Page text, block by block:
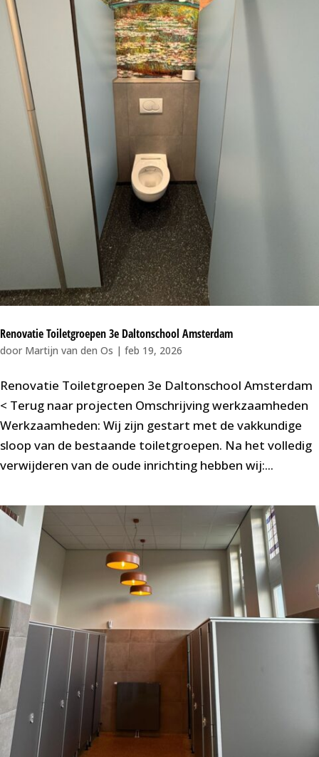
Renovatie Toiletgroepen 3e Daltonschool Amsterdam
door Martijn van den Os | feb 19, 2026
Renovatie Toiletgroepen 3e Daltonschool Amsterdam
< Terug naar projecten Omschrijving werkzaamheden
Werkzaamheden: Wij zijn gestart met de vakkundige
sloop van de bestaande toiletgroepen. Na het volledig
verwijderen van de oude inrichting hebben wij:...